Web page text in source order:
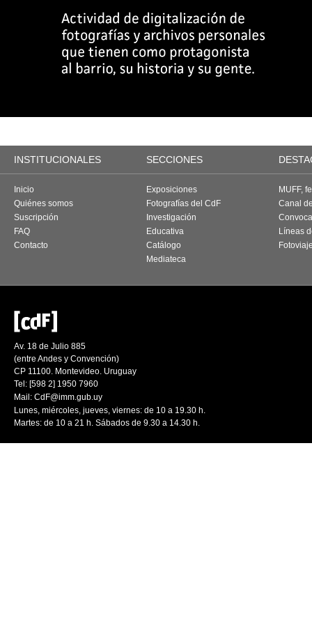
INSTITUCIONALES SECCIONES
Inicio
Quiénes somos
Suscripción
FAQ
Contacto
Exposiciones
Fotografías del CdF
Investigación
Educativa
Catálogo
Mediateca
MUFF,
Canal
Líneas
Av. 18 de Julio 885
(entre Andes y Convención)
CP 11100. Montevideo. Uruguay
Tel: [598 2] 1950 7960
Mail: CdF@imm.gub.uy
Lunes, miércoles, jueves, viernes: de 10 a 19.30 h.
Martes: de 10 a 21 h. Sábados de 9.30 a 14.30 h.